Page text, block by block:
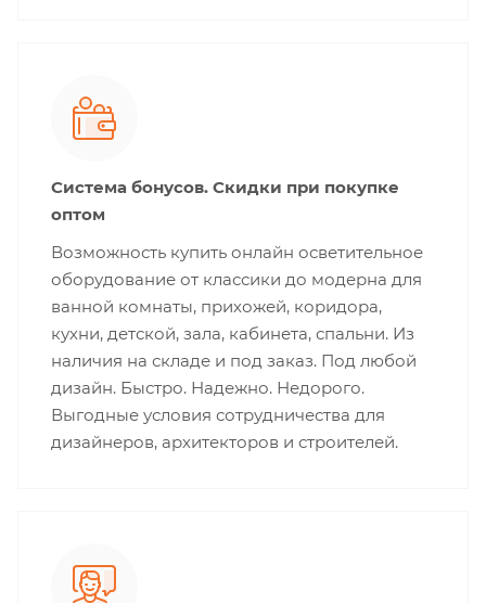
Система бонусов. Скидки при покупке
оптом
Возможность купить онлайн осветительное
оборудование от классики до модерна для
ванной комнаты, прихожей, коридора,
кухни, детской, зала, кабинета, спальни. Из
наличия на складе и под заказ. Под любой
дизайн. Быстро. Надежно. Недорого.
Выгодные условия сотрудничества для
дизайнеров, архитекторов и строителей.